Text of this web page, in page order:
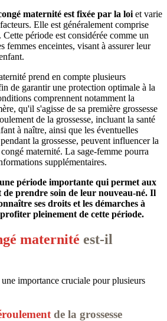
maternité est fixée par la loi et varie
Elle est généralement comprise
. Cette période est considérée comme un
femmes enceintes, visant à assurer leur
prend en compte plusieurs
de garantir une protection optimale à la
comprennent notamment la
qu'il s'agisse de sa première grossesse
de la grossesse, incluant la santé
à naître, ainsi que les éventuelles
la grossesse, peuvent influencer la
maternité. La sage-femme pourra
supplémentaires.
période importante qui permet aux
de prendre soin de leur nouveau-né. Il
ses droits et les démarches à
pleinement de cette période.
maternité est-il
importance cruciale pour plusieurs
de la grossesse